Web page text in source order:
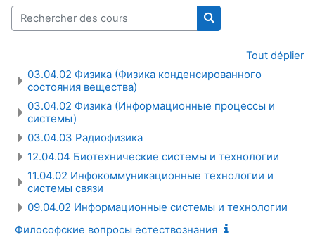
Rechercher des cours
Rechercher des cours
Tout déplier
03.04.02 Физика (Физика конденсированного
состояния вещества)
03.04.02 Физика (Информационные процессы и
системы)
03.04.03 Радиофизика
12.04.04 Биотехнические системы и технологии
11.04.02 Инфокоммуникационные технологии и
системы связи
09.04.02 Информационные системы и технологии
Философские вопросы естествознания